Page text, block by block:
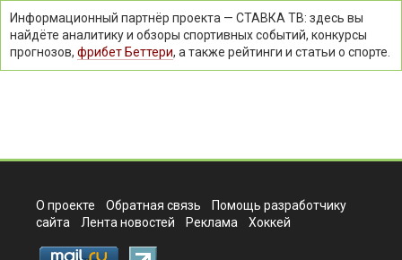
Информационный партнёр проекта — СТАВКА ТВ: здесь вы
найдёте аналитику и обзоры спортивных событий, конкурсы
прогнозов, фрибет Беттери, а также рейтинги и статьи о спорте.
О проекте Обратная связь
Помощь разработчику
сайта
Лента новостей Реклама Хоккей